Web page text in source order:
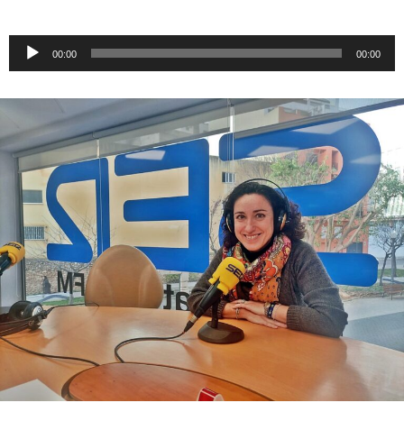
Reproductor
de
00:00 00:00